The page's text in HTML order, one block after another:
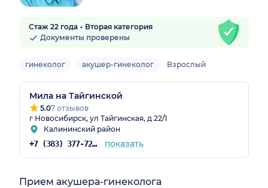
Стаж 22 года
Вторая категория
Документы проверены
гинеколог акушер-гинеколог Взрослый
Мила на Тайгинской
5.07 отзывов
г Новосибирск, ул Тайгинская, д 22/1
Калининский район
+7 (383) 377-72-04 показать
Прием акушера-гинеколога